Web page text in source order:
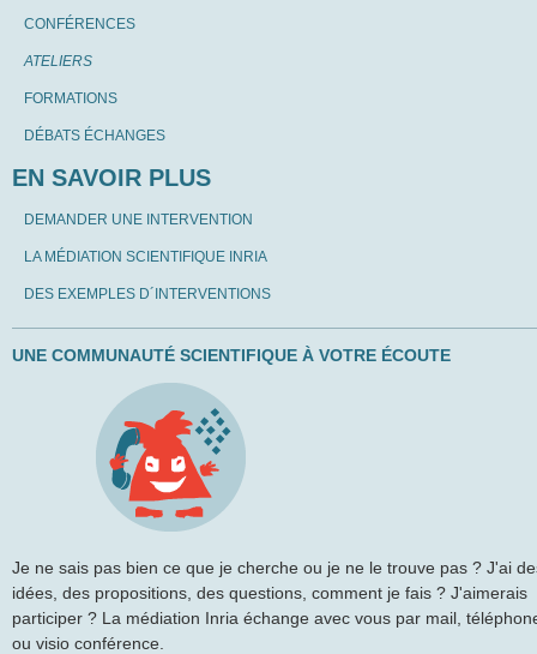
CONFÉRENCES
ATELIERS
FORMATIONS
DÉBATS ÉCHANGES
EN SAVOIR PLUS
DEMANDER UNE INTERVENTION
LA MÉDIATION SCIENTIFIQUE INRIA
DES EXEMPLES D´INTERVENTIONS
UNE COMMUNAUTÉ SCIENTIFIQUE À VOTRE ÉCOUTE
Je ne sais pas bien ce que je cherche ou je ne le trouve pas ? J'ai
idées, des propositions, des questions, comment je fais ? J'aimerais
participer ? La médiation Inria échange avec vous par mail,
ou visio conférence.